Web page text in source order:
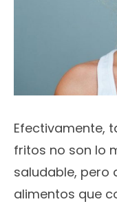
Efectivamente,
fritos no son lo
saludable, pero
alimentos que